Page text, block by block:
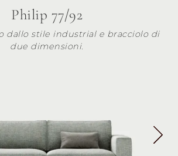
Philip 77/92
dallo stile industrial e bracciolo di
due dimensioni.